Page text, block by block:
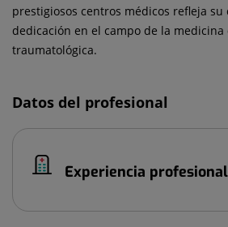
prestigiosos centros médicos refleja su
dedicación en el campo de la
traumatológica.
Datos del profesional
Experiencia profesional